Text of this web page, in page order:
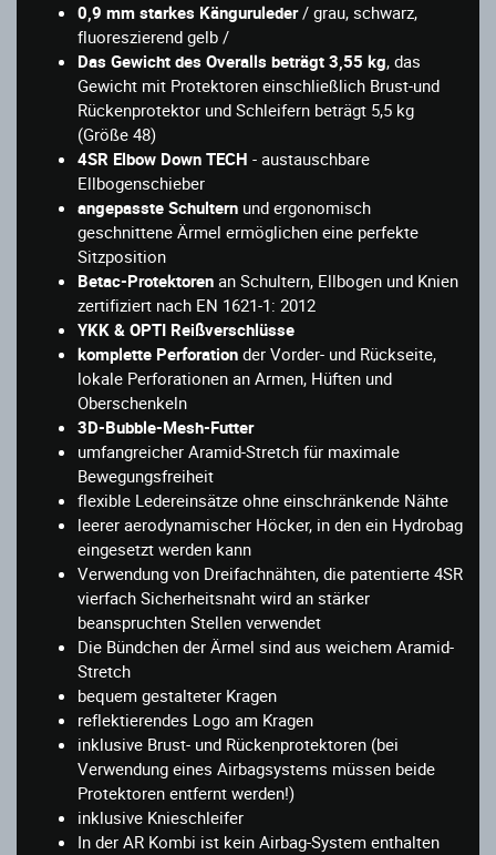
0,9 mm starkes Känguruleder/ grau, schwarz,
fluoreszierend gelb /
Das Gewicht des Overalls beträgt 3,55 kg, das
Gewicht mit Protektoren einschließlich Brust-und
Rückenprotektor und Schleifern beträgt 5,5 kg
(Größe 48)
4SR Elbow Down TECH - austauschbare
Ellbogenschieber
angepasste Schultern und ergonomisch
geschnittene Ärmel ermöglichen eine perfekte
Sitzposition
Betac-Protektoren an Schultern, Ellbogen und Knien
zertifiziert nach EN 1621-1: 2012
YKK & OPTI Reißverschlüsse
komplette Perforation der Vorder- und Rückseite,
lokale Perforationen an Armen, Hüften und
Oberschenkeln
3D-Bubble-Mesh-Futter
umfangreicher Aramid-Stretch für maximale
Bewegungsfreiheit
flexible Ledereinsätze ohne einschränkende Nähte
leerer aerodynamischer Höcker, in den ein Hydrobag
eingesetzt werden kann
Verwendung von Dreifachnähten, die patentierte 4SR
vierfach Sicherheitsnaht wird an stärker
beanspruchten Stellen verwendet
Die Bündchen der Ärmel sind aus weichem Aramid-
Stretch
bequem gestalteter Kragen
reflektierendes Logo am Kragen
inklusive Brust- und Rückenprotektoren (bei
Verwendung eines Airbagsystems müssen beide
Protektoren entfernt werden!)
inklusive Knieschleifer
In der AR Kombi ist kein Airbag-System enthalten